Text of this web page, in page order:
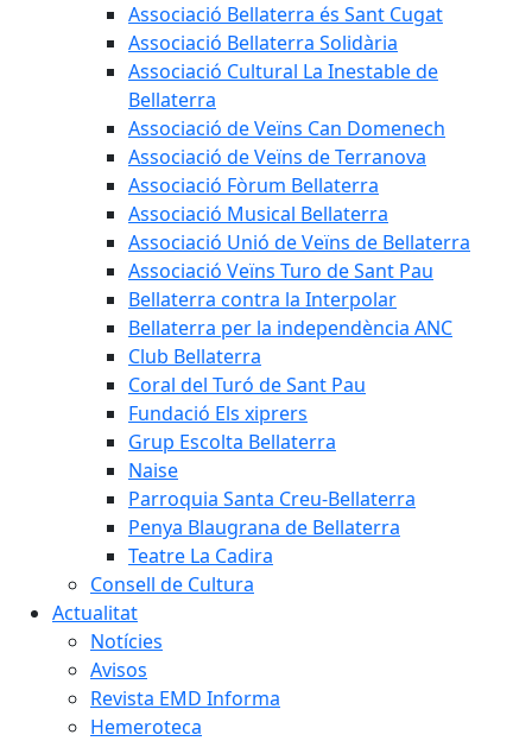
Associació Bellaterra és Sant Cugat
Associació Bellaterra Solidària
Associació Cultural La Inestable de
Bellaterra
Associació de Veïns Can Domenech
Associació de Veïns de Terranova
Associació Fòrum Bellaterra
Associació Musical Bellaterra
Associació Unió de Veïns de Bellaterra
Associació Veïns Turo de Sant Pau
Bellaterra contra la Interpolar
Bellaterra per la independència ANC
Club Bellaterra
Coral del Turó de Sant Pau
Fundació Els xiprers
Grup Escolta Bellaterra
Naise
Parroquia Santa Creu-Bellaterra
Penya Blaugrana de Bellaterra
Teatre La Cadira
Consell de Cultura
Actualitat
Notícies
Avisos
Revista EMD Informa
Hemeroteca